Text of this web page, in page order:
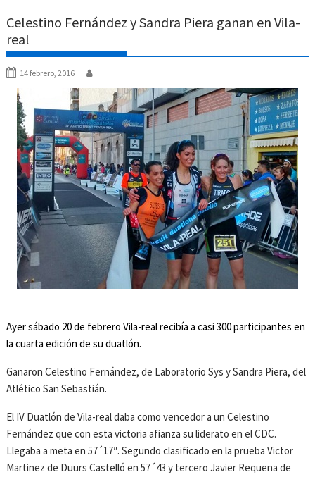
Celestino Fernández y Sandra Piera ganan en Vila-
real
14 febrero, 2016
Ayer sábado 20 de febrero Vila-real recibía a casi 300 participantes en
la cuarta edición de su duatlón.
Ganaron Celestino Fernández, de Laboratorio Sys y Sandra Piera, del
Atlético San Sebastián.
El IV Duatlón de Vila-real daba como vencedor a un Celestino
Fernández que con esta victoria afianza su liderato en el CDC.
Llegaba a meta en 57´17″. Segundo clasificado en la prueba Victor
Martinez de Duurs Castelló en 57´43 y tercero Javier Requena de